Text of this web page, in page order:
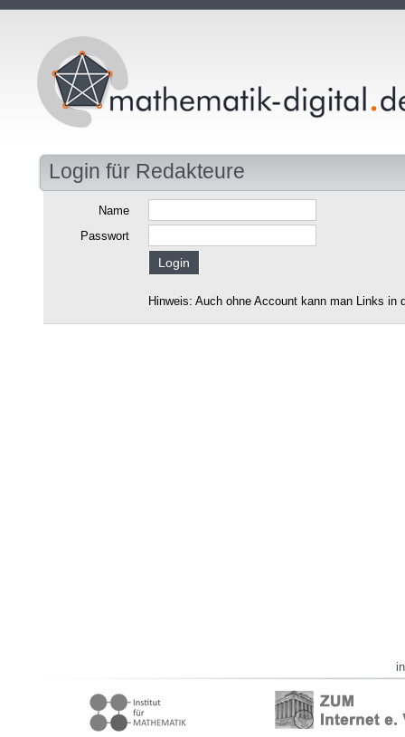
Login für Redakteure
Name
Passwort
Hinweis: Auch ohne Account kann man Links in